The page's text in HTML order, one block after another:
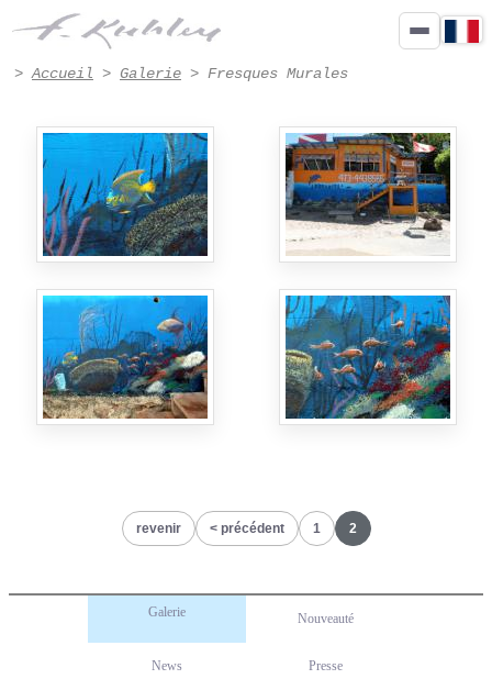
>Accueil > Galerie > Fresques Murales
revenir précédent 1 2
Galerie Nouveauté
News Presse